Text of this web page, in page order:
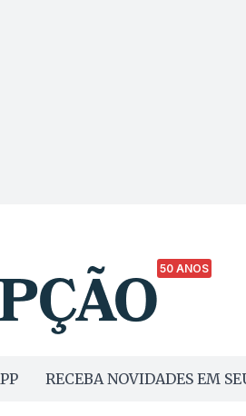
50 ANOS
RECEBA NOVIDADES EM